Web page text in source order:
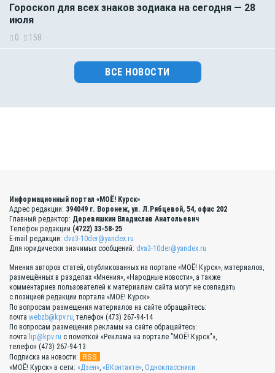
Гороскоп для всех знаков зодиака на сегодня — 28
июля
0 158
ВСЕ НОВОСТИ
Информационный портал «МОЁ! Курск»
Адрес редакции: 394049 г. Воронеж, ул. Л.Рябцевой, 54, офис 202
Главный редактор: Деревяшкин Владислав Анатольевич
Телефон редакции (4722) 33-58-25
E-mail редакции: dva3-10der@yandex.ru
Для юридически значимых сообщений: dva3-10der@yandex.ru
Мнения авторов статей, опубликованных на портале «МОЁ! Курск», материалов,
размещённых в разделах «Мнения», «Народные новости», а также
комментариев пользователей к материалам сайта могут не совпадать
с позицией редакции портала «МОЁ! Курск».
По вопросам размещения материалов на сайте обращайтесь:
почта webzb@kpv.ru, телефон (473) 267-94-14
По вопросам размещения рекламы на сайте обращайтесь:
почта lip@kpv.ru с пометкой «Реклама на портале "МОЁ! Курск"»,
телефон (473) 267-94-13
Подписка на новости:
RSS
«МОЁ! Курск» в сети: «Дзен», «ВКонтакте», Одноклассники